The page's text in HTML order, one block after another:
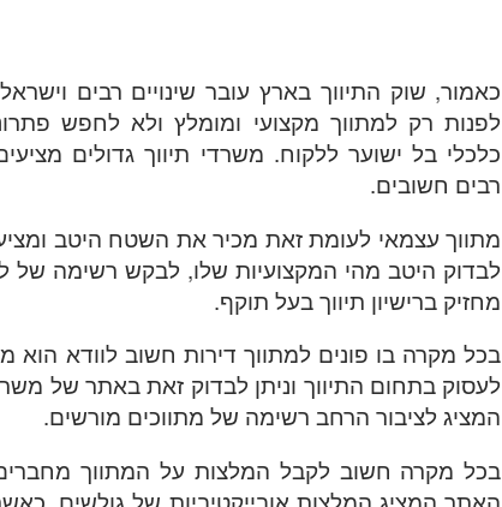
כאמור, שוק התיווך בארץ עובר שינויים רבים
לפנות רק למתווך מקצועי ומומלץ ולא לחפש
כלכלי בל ישוער ללקוח. משרדי תיווך גדולים
רבים חשובים.
מתווך עצמאי לעומת זאת מכיר את השטח היטב
לבדוק היטב מהי המקצועיות שלו, לבקש רשימה של
מחזיק ברישיון תיווך בעל תוקף.
בכל מקרה בו פונים למתווך דירות חשוב לוודא
לעסוק בתחום התיווך וניתן לבדוק זאת באתר של
המציג לציבור הרחב רשימה של מתווכים מורשים.
בכל מקרה חשוב לקבל המלצות על המתווך